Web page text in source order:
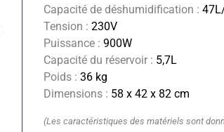
Capacité de déshumidification :
Tension : 230V
Puissance : 900W
Capacité du réservoir : 5,7L
Poids : 36 kg
Dimensions : 58 x 42 x 82 cm
(Les caractéristiques des matériels sont